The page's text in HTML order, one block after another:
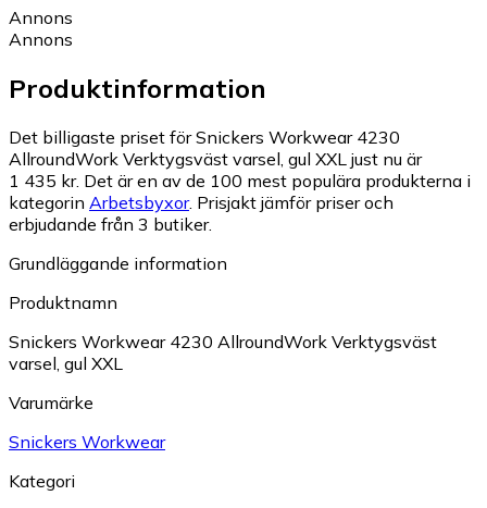
Annons
Annons
Produktinformation
Det billigaste priset för Snickers Workwear 4230
AllroundWork Verktygsväst varsel, gul XXL just nu är
1 435 kr. Det är en av de 100 mest populära produkterna i
kategorin Arbetsbyxor. Prisjakt jämför priser och
erbjudande från 3 butiker.
Grundläggande information
Produktnamn
Snickers Workwear 4230 AllroundWork Verktygsväst
varsel, gul XXL
Varumärke
Snickers Workwear
Kategori